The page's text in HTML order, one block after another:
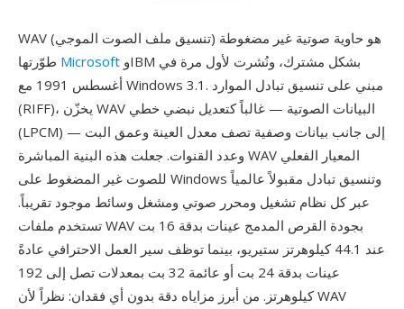
WAV (تنسيق ملف الصوت الموجي) هو حاوية صوتية غير مضغوطة
Microsoft
أغسطس 1991 مع Windows 3.1. مبني على تنسيق تبادل الموارد
(RIFF)، يخزّن WAV البيانات الصوتية — غالباً كتعديل نبضي خطي
(LPCM) — إلى جانب بيانات وصفية تصف معدل العينة وعمق البت
وعدد القنوات. جعلت هذه البنية المباشرة WAV المعيار الفعلي
للصوت غير المضغوط على Windows وتنسيق تبادل مقبولاً عالمياً
عبر كل نظام تشغيل ومحرر صوتي ومشغل وسائط موجود تقريباً.
تستخدم ملفات WAV بجودة القرص المدمج عينات بدقة 16 بت
عند 44.1 كيلوهرتز ستيريو، بينما توظف سير العمل الاحترافي عادةً
عينات بدقة 24 بت أو عائمة 32 بت بمعدلات تصل إلى 192
كيلوهرتز. من أبرز مزاياه دقة بدون أي فقدان: نظراً لأن WAV